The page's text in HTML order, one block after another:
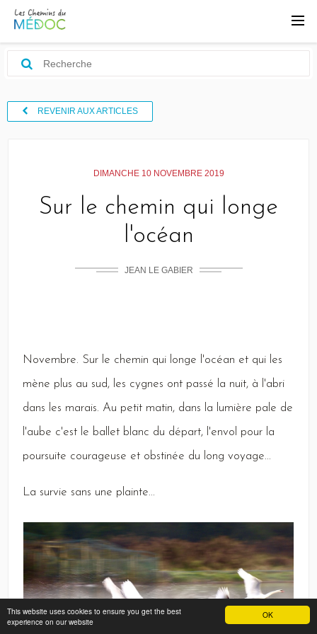
OK
This website uses cookies to ensure you get the best
experience on our website
REVENIR AUX ARTICLES
DIMANCHE 10 NOVEMBRE 2019
Sur le chemin qui longe
l'océan
JEAN LE GABIER
Novembre. Sur le chemin qui longe l'océan et qui les
mène plus au sud, les cygnes ont passé la nuit, à l'abri
dans les marais. Au petit matin, dans la lumière pale de
l'aube c'est le ballet blanc du départ, l'envol pour la
poursuite courageuse et obstinée du long voyage...
La survie sans une plainte...